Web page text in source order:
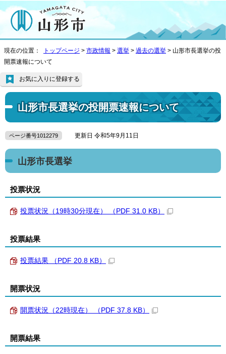
現在の位置： トップページ > 市政情報 > 選挙 > 過去の選挙 > 山形市長選挙の投
開票速報について
山形市長選挙の投開票速報について
お気に入りに登録する
ページ番号1012279 更新日 令和5年9月11日
山形市長選挙
投票状況
投票状況（19時30分現在） （PDF 31.0 KB）
投票結果
投票結果 （PDF 20.8 KB）
開票状況
開票状況（22時現在） （PDF 37.8 KB）
開票結果